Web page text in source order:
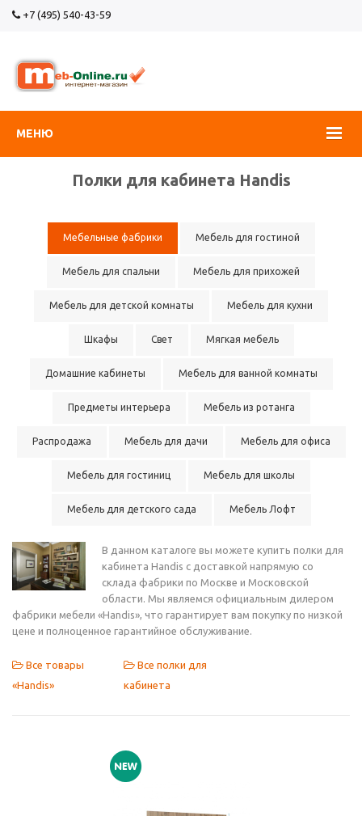
+7 (495) 540-43-59
МЕНЮ
Полки для кабинета Handis
Мебельные фабрики Мебель для гостиной
Мебель для спальни Мебель для прихожей
Мебель для детской комнаты Мебель для кухни
Шкафы Свет Мягкая мебель
Домашние кабинеты Мебель для ванной комнаты
Предметы интерьера Мебель из ротанга
Распродажа Мебель для дачи Мебель для офиса
Мебель для гостиниц Мебель для школы
Мебель для детского сада Мебель Лофт
В данном каталоге вы можете купить полки для
кабинета Handis с доставкой напрямую со
склада фабрики по Москве и Московской
области. Мы являемся официальным дилером
фабрики мебели «Handis», что гарантирует вам покупку по низкой
цене и полноценное гарантийное обслуживание.
Все товары
«Handis»
Все полки для
кабинета